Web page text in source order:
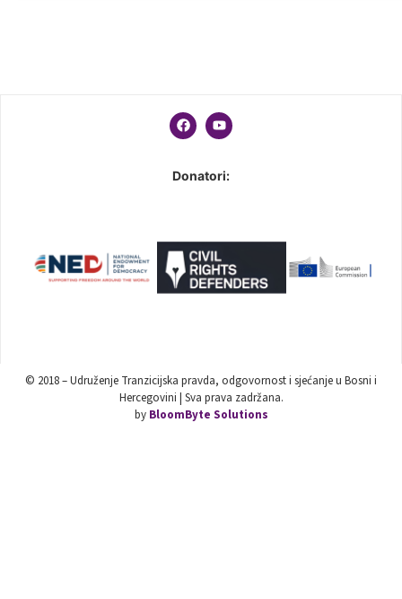
Donatori:
© 2018 – Udruženje Tranzicijska pravda, odgovornost i sjećanje u Bosni i
Hercegovini | Sva prava zadržana.
by BloomByte Solutions